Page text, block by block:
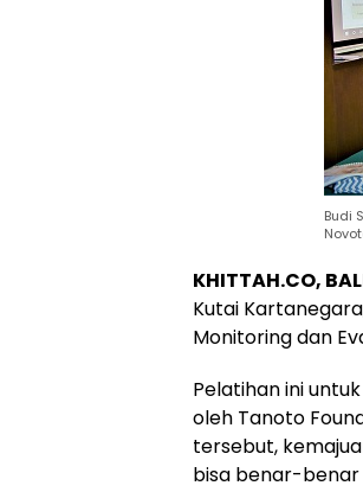
Budi
KHITTAH.CO,
Kutai
Monitoring dan
Pelatihan ini
oleh Tanoto
tersebut,
bisa benar-benar